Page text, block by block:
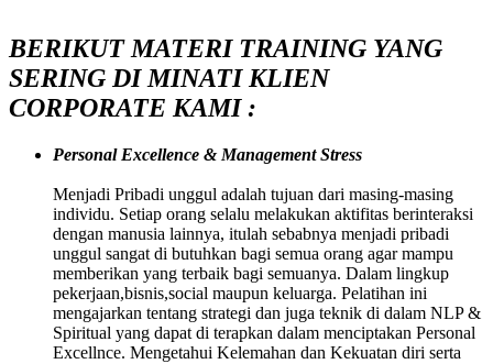
BERIKUT MATERI TRAINING YANG
SERING DI MINATI KLIEN
CORPORATE KAMI :
Personal Excellence & Management Stress
Menjadi Pribadi unggul adalah tujuan dari masing-masing
individu. Setiap orang selalu melakukan aktifitas berinteraksi
dengan manusia lainnya, itulah sebabnya menjadi pribadi
unggul sangat di butuhkan bagi semua orang agar mampu
memberikan yang terbaik bagi semuanya. Dalam lingkup
pekerjaan,bisnis,social maupun keluarga. Pelatihan ini
mengajarkan tentang strategi dan juga teknik di dalam NLP &
Spiritual yang dapat di terapkan dalam menciptakan Personal
Excellnce. Mengetahui Kelemahan dan Kekuatan diri serta